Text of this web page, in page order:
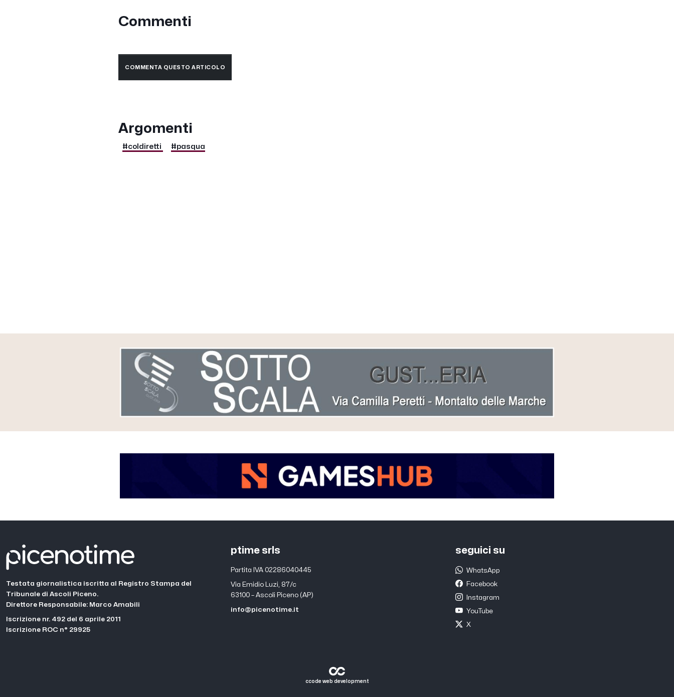
Commenti
COMMENTA QUESTO ARTICOLO
Argomenti
#coldiretti #pasqua
Testata giornalistica iscritta al Registro Stampa del
Tribunale di Ascoli Piceno.
Direttore Responsabile: Marco Amabili
Iscrizione nr. 492 del 6 aprile 2011
Iscrizione ROC n° 29925
ptime srls
Partita IVA 02286040445
Via Emidio Luzi, 87/c
63100 – Ascoli Piceno (AP)
info@picenotime.it
seguici su
WhatsApp
Facebook
Instagram
YouTube
X
ccode web development